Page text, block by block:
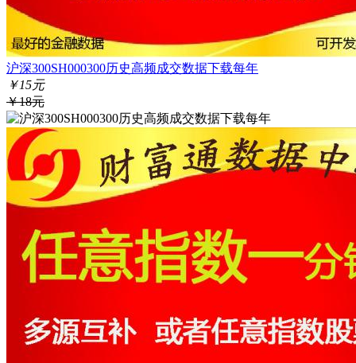
沪深300SH000300历史高频成交数据下载每年
￥15元
￥18元